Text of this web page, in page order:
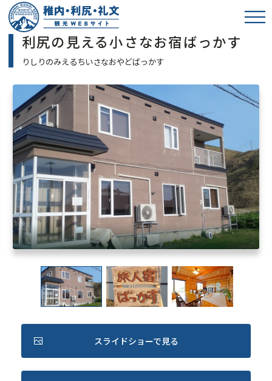
利尻の見える小さなお宿ばっかす
スライドショーで見る